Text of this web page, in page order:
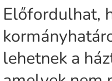
Előfordulhat,
lehetnek a